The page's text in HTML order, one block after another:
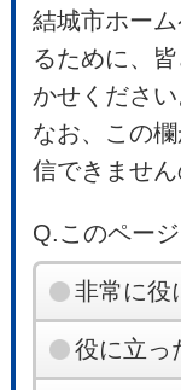
結城市ホー
るために、
かせください
なお、この
信できません
Q.このペー
非常に役
役に立っ